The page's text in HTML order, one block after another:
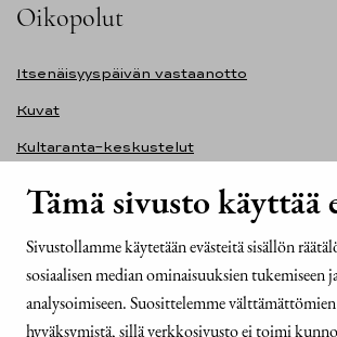
Tämä sivusto käyttää
Sivustollamme käytetään evästeitä sisällön
sosiaalisen median ominaisuuksien tukemiseen
analysoimiseen. Suosittelemme
hyväksymistä, sillä verkkosivusto ei toimi
Oikopolut
Itsenäisyyspäivän vastaanotto
Kuvat
Kultaranta-keskustelut
Presidentti.fi-sivuston
Yhteystiedot